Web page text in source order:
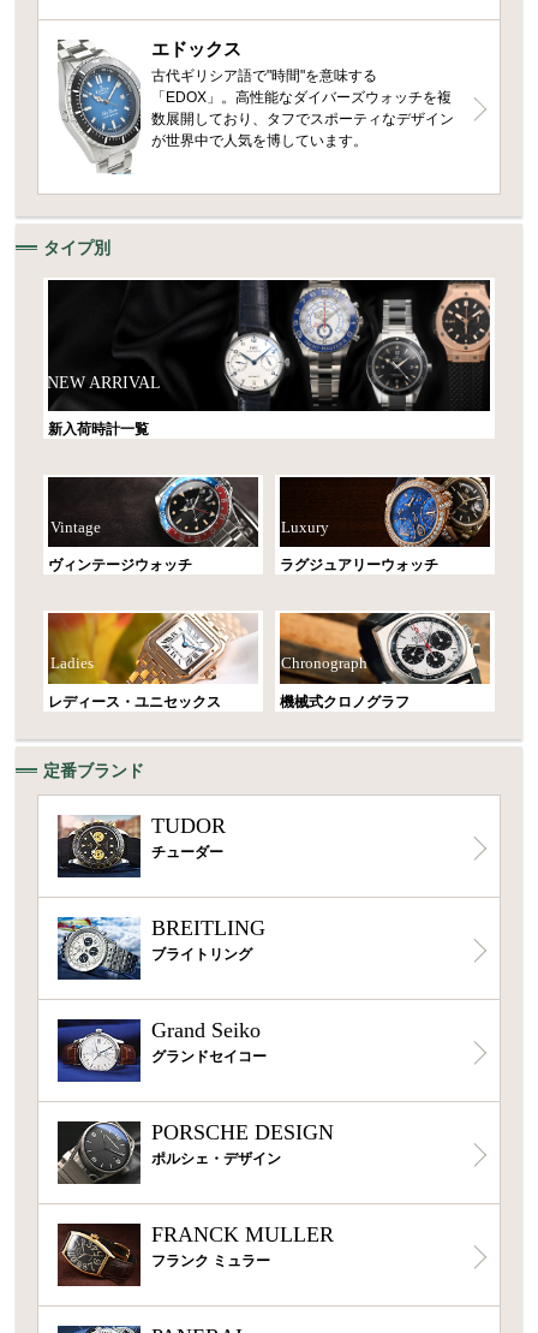
エドックス
古代ギリシア語で"時間"を意味する
「EDOX」。高性能なダイバーズウォッチを複
数展開しており、タフでスポーティなデザイン
が世界中で人気を博しています。
タイプ別
NEW ARRIVAL
新入荷時計一覧
Vintage
ヴィンテージウォッチ
Luxury
ラグジュアリーウォッチ
Ladies
レディース・ユニセックス
Chronograph
機械式クロノグラフ
定番ブランド
TUDOR
チューダー
BREITLING
ブライトリング
Grand Seiko
グランドセイコー
PORSCHE DESIGN
ポルシェ・デザイン
FRANCK MULLER
フランク ミュラー